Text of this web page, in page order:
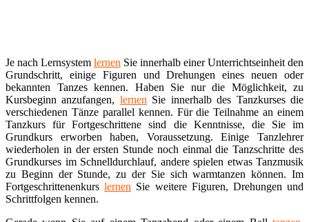
Je nach Lernsystem lernen Sie innerhalb einer Unterrichtseinheit den
Grundschritt, einige Figuren und Drehungen eines neuen oder
bekannten Tanzes kennen. Haben Sie nur die Möglichkeit, zu
Kursbeginn anzufangen, lernen Sie innerhalb des Tanzkurses die
verschiedenen Tänze parallel kennen. Für die Teilnahme an einem
Tanzkurs für Fortgeschrittene sind die Kenntnisse, die Sie im
Grundkurs erworben haben, Voraussetzung. Einige Tanzlehrer
wiederholen in der ersten Stunde noch einmal die Tanzschritte des
Grundkurses im Schnelldurchlauf, andere spielen etwas Tanzmusik
zu Beginn der Stunde, zu der Sie sich warmtanzen können. Im
Fortgeschrittenenkurslernen Sie weitere Figuren, Drehungen und
Schrittfolgen kennen.